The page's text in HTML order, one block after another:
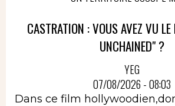
CASTRATION : VOUS AVEZ VU
UNCHAINED" ?
YEG
07/08/2026 - 08:03
Dans ce film